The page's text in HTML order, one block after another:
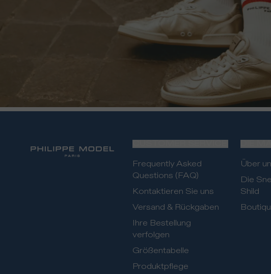
Frequently Asked
Questions (FAQ)
Kontaktieren Sie uns
Versand & Rückgaben
Ihre Bestellung
verfolgen
Größentabelle
Produktpflege
Über
Die
Shild